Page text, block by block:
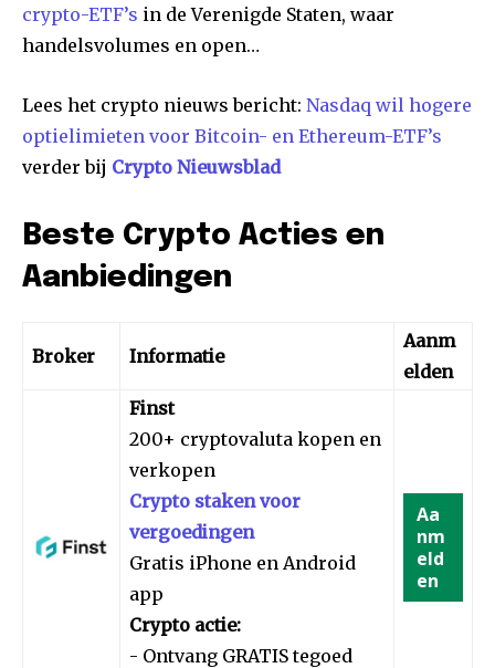
crypto-ETF’s in de Verenigde Staten, waar
handelsvolumes en open…
Lees het crypto nieuws bericht: Nasdaq wil hogere
optielimieten voor Bitcoin- en Ethereum-ETF’s
verder bij Crypto Nieuwsblad
Beste Crypto Acties en
Aanbiedingen
Broker Informatie
Aanm
elden
Finst
200+ cryptovaluta kopen en
verkopen
Crypto staken voor
vergoedingen
Gratis iPhone en Android
app
Crypto actie:
- Ontvang GRATIS tegoed
Aa
nm
eld
en